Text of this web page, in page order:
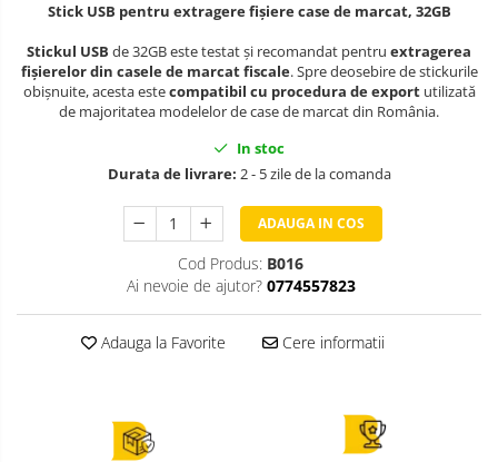
Stick USB pentru extragere fișiere case de marcat, 32GB
Stickul USB de 32GB este testat și recomandat pentru extragerea
fișierelor din casele de marcat fiscale. Spre deosebire de stickurile
obișnuite, acesta estecompatibil cu procedura de exportutilizată
de majoritatea modelelor de case de marcat din România.
In stoc
Durata de livrare: 2 - 5 zile de la comanda
ADAUGA IN COS
Cod Produs: B016
Ai nevoie de ajutor? 0774557823
Adauga la Favorite Cere informatii